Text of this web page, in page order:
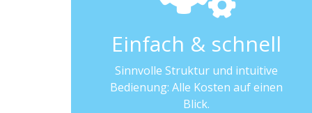
Einfach & schnell
Sinnvolle Struktur und intuitive
Bedienung: Alle Kosten auf einen
Blick.